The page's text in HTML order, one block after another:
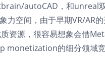
autoCAD，和unreal
力空间，由于早期VR/AR
资源，很容易想象会借
monetization的细分领域